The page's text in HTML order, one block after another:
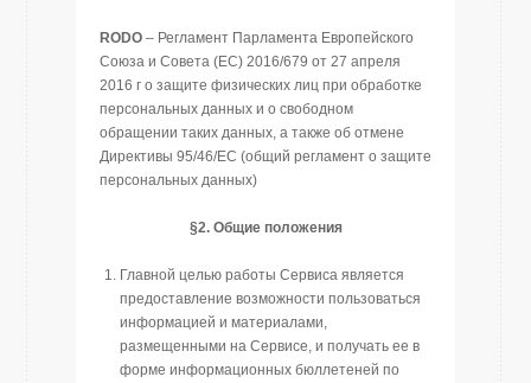
RODO – Регламент Парламента Европейского
Союза и Совета (ЕС) 2016/679 от 27 апреля
2016 г о защите физических лиц при обработке
персональных данных и о свободном
обращении таких данных, а также об отмене
Директивы 95/46/ЕС (общий регламент о защите
персональных данных)
§2. Общие положения
Главной целью работы Сервиса является
предоставление возможности пользоваться
информацией и материалами,
размещенными на Сервисе, и получать ее в
форме информационных бюллетеней по